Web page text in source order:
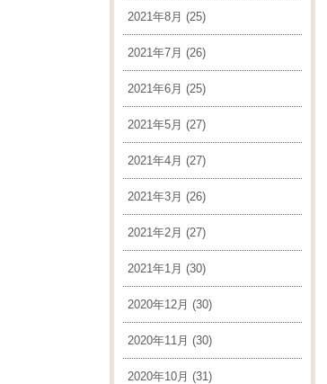
2021年8月 (25)
2021年7月 (26)
2021年6月 (25)
2021年5月 (27)
2021年4月 (27)
2021年3月 (26)
2021年2月 (27)
2021年1月 (30)
2020年12月 (30)
2020年11月 (30)
2020年10月 (31)